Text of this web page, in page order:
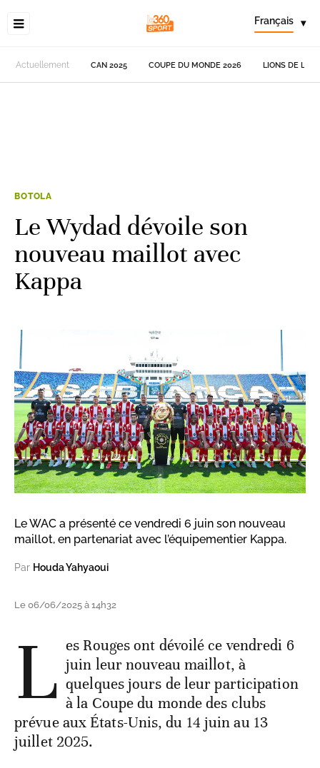
Français ▾
Actuellement CAN 2025 COUPE DU MONDE 2026 LIONS DE
BOTOLA
Le Wydad dévoile son
nouveau maillot avec
Kappa
Le WAC a présenté ce vendredi 6 juin son nouveau
maillot, en partenariat avec l’équipementier Kappa.
Par Houda Yahyaoui
Le 06/06/2025 à 14h32
L es Rouges ont dévoilé ce vendredi 6
juin leur nouveau maillot, à
quelques jours de leur participation
à la Coupe du monde des clubs
prévue aux États-Unis, du 14 juin au 13
juillet 2025.